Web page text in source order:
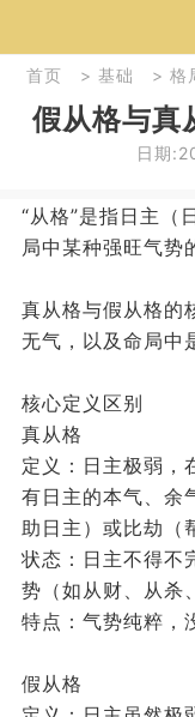
首页 > 基础 > 格
假从格与真
日期
“从格”是指日主（
局中某种强旺气势
真从格与假从格的
无气，以及命局中
核心定义区别
真从格
定义：日主极弱，
有日主的本气、余
助日主）或比劫（
状态：日主不得不
势（如从财、从杀
特点：气势纯粹，
假从格